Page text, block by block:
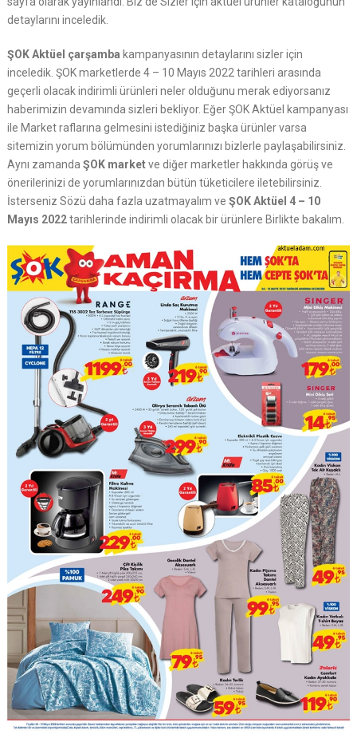
detaylarını inceledik.
ŞOK Aktüel çarşamba kampanyasının detaylarını sizler için
inceledik. ŞOK marketlerde 4 – 10 Mayıs 2022 tarihleri arasında
geçerli olacak indirimli ürünleri neler olduğunu merak ediyorsanız
haberimizin devamında sizleri bekliyor. Eğer ŞOK Aktüel kampanyası
ile Market raflarına gelmesini istediğiniz başka ürünler varsa
sitemizin yorum bölümünden yorumlarınızı bizlerle paylaşabilirsiniz.
Aynı zamanda ŞOK marketve diğer marketler hakkında görüş ve
önerilerinizi de yorumlarınızdan bütün tüketicilere iletebilirsiniz.
İsterseniz Sözü daha fazla uzatmayalım ve ŞOK Aktüel 4 – 10
Mayıs 2022tarihlerinde indirimli olacak bir ürünlere Birlikte bakalım.